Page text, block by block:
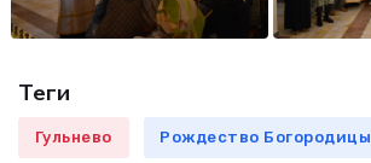
Теги
Гульнево Рождество Богородицы